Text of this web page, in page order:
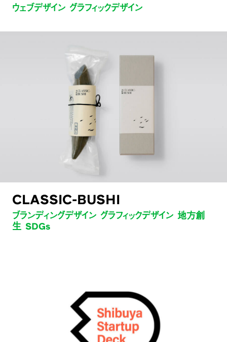
ウェブデザイン グラフィックデザイン
CLASSIC-BUSHI
ブランディングデザイン グラフィックデザイン 地方創
生 SDGs